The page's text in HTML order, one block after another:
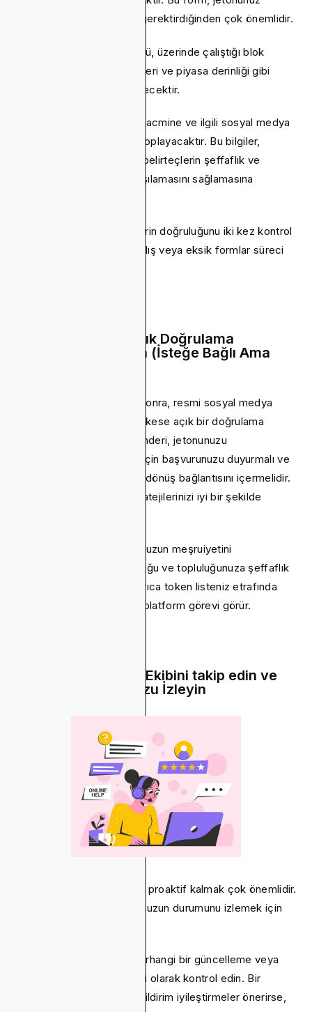
hakkında kapsamlı veriler gerektirdiğinden çok önemlidir.
Jetonun adı, ticker sembolü, üzerinde çalıştığı blok
zinciri, akıllı sözleşme bilgileri ve piyasa derinliği gibi
ayrıntıları eklemeniz gerekecektir.
CoinGecko ayrıca ticaret hacmine ve ilgili sosyal medya
bağlantılarına dair kanıtlar toplayacaktır. Bu bilgiler,
platformun listelenen tüm belirteçlerin şeffaflık ve
özgünlük standartlarını karşılamasını sağlamasına
Göndermeden önce bilgilerin doğruluğunu iki kez kontrol
ettiğinizden emin olun. Yanlış veya eksik formlar süreci
Adım 3: Herkese Açık Doğrulama
Gönderisi Oluşturun (İsteğe Bağlı Ama
Formunuzu gönderdikten sonra, resmi sosyal medya
hesaplarınızdan birinde herkese açık bir doğrulama
gönderisi oluşturun. Bu gönderi, jetonunuzu
CoinGecko'da listelemek için başvurunuzu duyurmalı ve
CoinGecko profilinize geri dönüş bağlantısını içermelidir.
Şimdi, pazar oluşturma stratejilerinizi iyi bir şekilde
Esasen, bu adım, başvurunuzun meşruiyetini
doğrulamaya yardımcı olduğu ve topluluğunuza şeffaflık
sağladığı için önemlidir. Ayrıca token listeniz etrafında
heyecan yaratmak için bir platform görevi görür.
Adım 4: CoinGecko Ekibini takip edin ve
Başvuru Durumunuzu İzleyin
Son olarak, süreç boyunca proaktif kalmak çok önemlidir.
CoinGecko, kayıt başvurunuzun durumunu izlemek için
Bu nedenle, ek bilgi için herhangi bir güncelleme veya
istek için hesabınızı düzenli olarak kontrol edin. Bir
gecikme varsa veya geri bildirim iyileştirmeler önerirse,